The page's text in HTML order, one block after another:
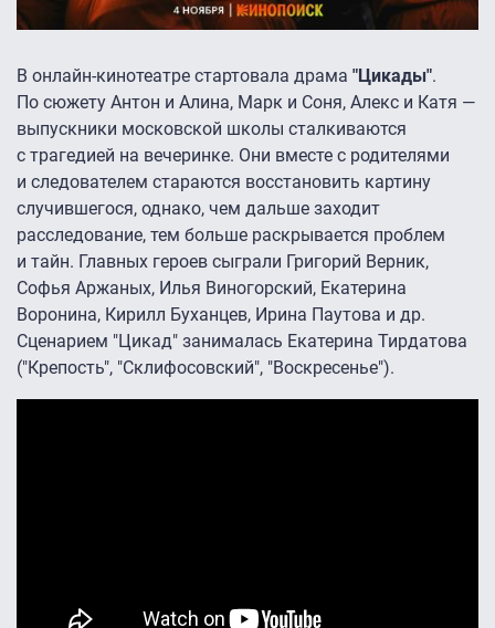
В онлайн-кинотеатре стартовала драма "Цикады".
По сюжету Антон и Алина, Марк и Соня, Алекс и Катя —
выпускники московской школы сталкиваются
с трагедией на вечеринке. Они вместе с родителями
и следователем стараются восстановить картину
случившегося, однако, чем дальше заходит
расследование, тем больше раскрывается проблем
и тайн. Главных героев сыграли Григорий Верник,
Софья Аржаных, Илья Виногорский, Екатерина
Воронина, Кирилл Буханцев, Ирина Паутова и др.
Сценарием "Цикад" занималась Екатерина Тирдатова
("Крепость", "Склифосовский", "Воскресенье").